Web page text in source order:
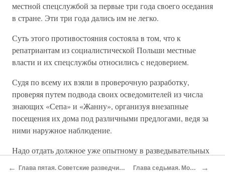
местной спецслужбой за первые три года своего оседания
в стране. Эти три года дались им не легко.
Суть этого противостояния состояла в том, что к
репатриантам из социалистической Польши местные
власти и их спецслужбы относились с недоверием.
Судя по всему их взяли в проверочную разработку,
проверяя путем подвода своих осведомителей из числа
знающих «Сепа» и «Жанну», организуя внезапные
посещения их дома под различными предлогами, ведя за
ними наружное наблюдение.
Надо отдать должное уже опытному в разведывательных
— они умело вскрывали скрытые планы местных
← Глава пятая. Советские разведчицы в начале «холодной войны» Глава седьмая. Молчаливое мужество →